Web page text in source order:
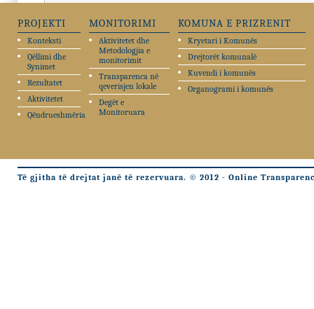
PROJEKTI
Konteksti
Qëllimi dhe
Synimet
Rezultatet
Aktivitetet
Qëndrueshmëria
MONITORIMI
Aktivitetet dhe
Metodologjia e
monitorimit
Transparenca në
qeverisjen lokale
Degët e
Monitoruara
KOMUNA E PRIZRENIT
Kryetari i Komunës
Drejtorët komunalë
Kuvendi i komunës
Organogrami i komunës
Të gjitha të drejtat janë të rezervuara. © 2012 - Online